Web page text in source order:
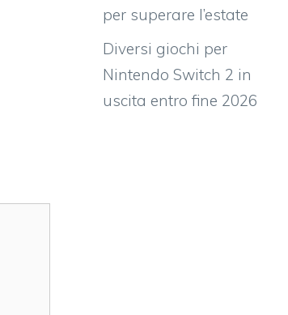
per superare l’estate
Diversi giochi per
Nintendo Switch 2 in
uscita entro fine 2026